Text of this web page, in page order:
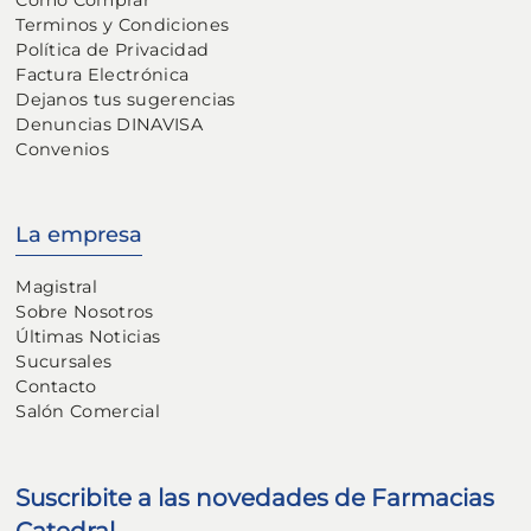
Terminos y Condiciones
Política de Privacidad
Factura Electrónica
Dejanos tus sugerencias
Denuncias DINAVISA
Convenios
La empresa
Magistral
Sobre Nosotros
Últimas Noticias
Sucursales
Contacto
Salón Comercial
Suscribite a las novedades de Farmacias